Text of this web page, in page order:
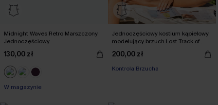
Midnight Waves Retro Marszczony
Jednoczęściowy
130,00 zł
W magazynie
Jednoczęściowy kostium kąpielowy
modelujący brzuch Lost Track of
200,00 zł
Kontrola Brzucha